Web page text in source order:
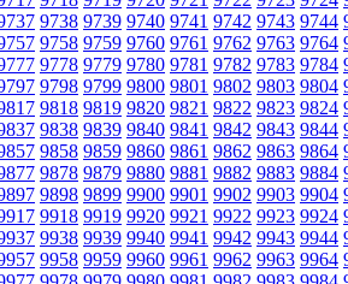
9738 9739 9740 9741 9742 9743 9744
9758 9759 9760 9761 9762 9763 9764
9778 9779 9780 9781 9782 9783 9784
9798 9799 9800 9801 9802 9803 9804
9818 9819 9820 9821 9822 9823 9824
9838 9839 9840 9841 9842 9843 9844
9858 9859 9860 9861 9862 9863 9864
9878 9879 9880 9881 9882 9883 9884
9898 9899 9900 9901 9902 9903 9904
9918 9919 9920 9921 9922 9923 9924
9938 9939 9940 9941 9942 9943 9944
9958 9959 9960 9961 9962 9963 9964